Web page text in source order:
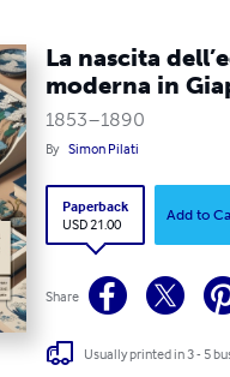
La nascita
moderna in
1853–1890
By Simon Pilati
Paperback
USD 21.00
Add to
Share
Usually printed in 3 - 5